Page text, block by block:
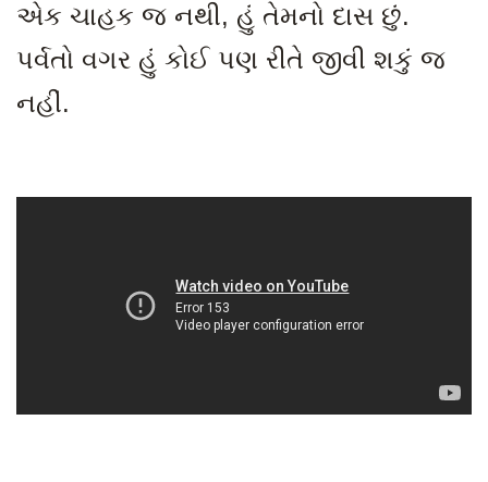
એક ચાહક જ નથી, હું તેમનો દાસ છું.
પર્વતો વગર હું કોઈ પણ રીતે જીવી શકું જ
નહીં.